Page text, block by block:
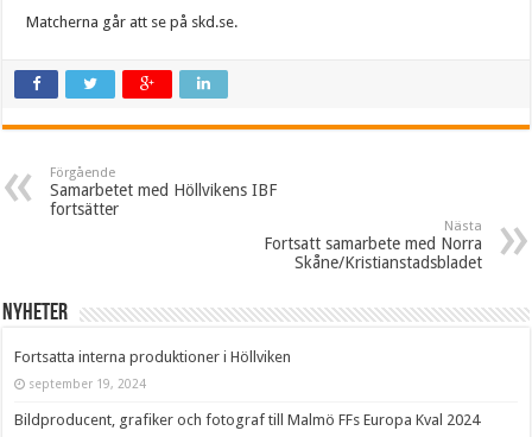
Matcherna går att se på skd.se.
Förgående
Samarbetet med Höllvikens IBF
fortsätter
Nästa
Fortsatt samarbete med Norra
Skåne/Kristianstadsbladet
Nyheter
Fortsatta interna produktioner i Höllviken
september 19, 2024
Bildproducent, grafiker och fotograf till Malmö FFs Europa Kval 2024